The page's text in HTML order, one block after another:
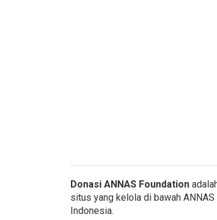
Donasi ANNAS Foundation
situs yang kelola di bawah ANNAS
Indonesia.